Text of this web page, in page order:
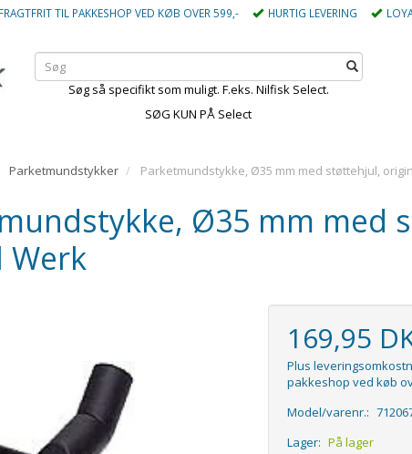
FRAGTFRIT TIL PAKKESHOP VED KØB OVER 599,- HURTIG LEVERING
Søg så specifikt som muligt. F.eks. Nilfisk Select.
SØG KUN PÅ Select
Parketmundstykker Parketmundstykke, Ø35 mm med støttehjul,
Ø35 mm med
Werk
169,95
Plus
pakkeshop ved køb
Model/varenr.:
Lager: På lager